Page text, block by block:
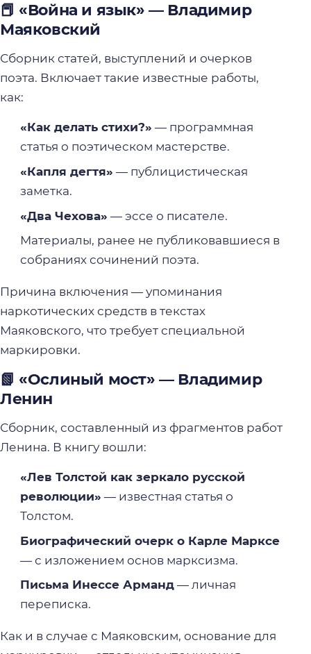
📕 «Война и язык» — Владимир
Маяковский
Сборник статей, выступлений и очерков
поэта. Включает такие известные работы,
как:
«Как делать стихи?» — программная
статья о поэтическом мастерстве.
«Капля дегтя» — публицистическая
заметка.
«Два Чехова» — эссе о писателе.
Материалы, ранее не публиковавшиеся в
собраниях сочинений поэта.
Причина включения — упоминания
наркотических средств в текстах
Маяковского, что требует специальной
маркировки.
📗 «Ослиный мост» — Владимир
Ленин
Сборник, составленный из фрагментов работ
Ленина. В книгу вошли:
«Лев Толстой как зеркало русской
революции» — известная статья о
Толстом.
Биографический очерк о Карле Марксе
— с изложением основ марксизма.
Письма Инессе Арманд— личная
переписка.
Как и в случае с Маяковским, основание для